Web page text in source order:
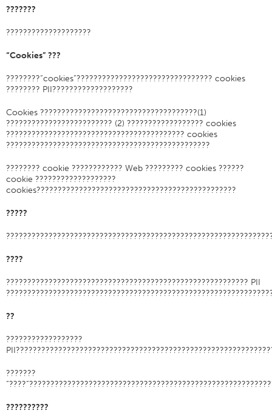
换算图表
联系我们
全球分布
诚聘英才
???????
????????????????????
“Cookies” ???
????????“cookies”???????????????????????????????? cookies
???????? PII???????????????????
Cookies ?????????????????????????????????????(1)
????????????????????????? (2) ?????????????????? cookies
?????????????????????????????????????????? cookies
????????????????????????????????????????????????
???????? cookie ???????????? Web ????????? cookies ??????
cookie ???????????????????
cookies???????????????????????????????????????????????
?????
????
????????????????????????????????????????????????????????? PII
??
??????????????????
???????
??????????